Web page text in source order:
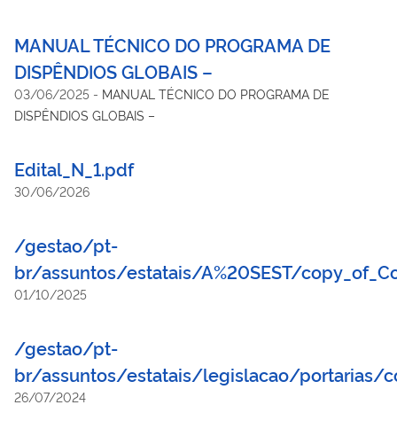
MANUAL TÉCNICO DO PROGRAMA DE
DISPÊNDIOS GLOBAIS –
03/06/2025 - MANUAL TÉCNICO DO PROGRAMA DE
DISPÊNDIOS GLOBAIS –
Edital_N_1.pdf
30/06/2026
/gestao/pt-
br/assuntos/estatais/A%20SEST/
01/10/2025
/gestao/pt-
br/assuntos/estatais/legislacao/portarias/
26/07/2024